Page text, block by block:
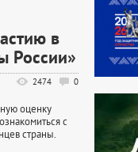
в
России»
0
2474
оценку
с
страны.